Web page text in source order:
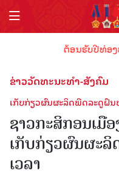
ຕ້ອນຮັບປີທ່ອງທ່
ຂ່າວວັດທະນະທຳ-ສັງຄົມ
ເກັບກ່ຽວຜົນຜະລິດພືດລະດູຝົນ
ຊາວກະສິກອນເມື
ເກັບກ່ຽວຜົນຜະ
ເວລາ